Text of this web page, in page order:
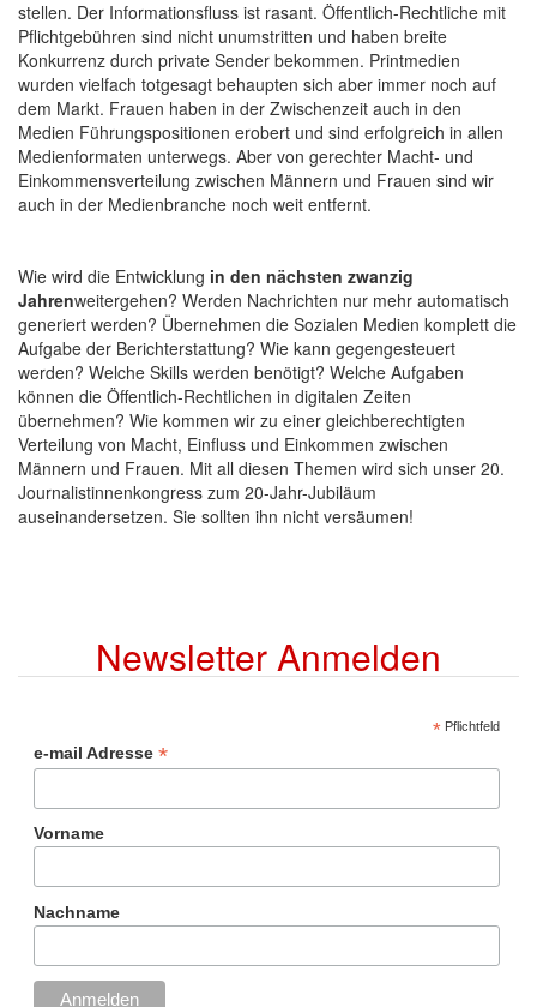
stellen. Der Informationsfluss ist rasant. Öffentlich-Rechtliche mit
Pflichtgebühren sind nicht unumstritten und haben breite
Konkurrenz durch private Sender bekommen. Printmedien
wurden vielfach totgesagt behaupten sich aber immer noch auf
dem Markt. Frauen haben in der Zwischenzeit auch in den
Medien Führungspositionen erobert und sind erfolgreich in allen
Medienformaten unterwegs. Aber von gerechter Macht- und
Einkommensverteilung zwischen Männern und Frauen sind wir
auch in der Medienbranche noch weit entfernt.
Wie wird die Entwicklung in den nächsten zwanzig
Jahrenweitergehen? Werden Nachrichten nur mehr automatisch
generiert werden? Übernehmen die Sozialen Medien komplett die
Aufgabe der Berichterstattung? Wie kann gegengesteuert
werden? Welche Skills werden benötigt? Welche Aufgaben
können die Öffentlich-Rechtlichen in digitalen Zeiten
übernehmen? Wie kommen wir zu einer gleichberechtigten
Verteilung von Macht, Einfluss und Einkommen zwischen
Männern und Frauen. Mit all diesen Themen wird sich unser 20.
Journalistinnenkongress zum 20-Jahr-Jubiläum
auseinandersetzen. Sie sollten ihn nicht versäumen!
Newsletter Anmelden
*Pflichtfeld
e-mail Adresse *
Vorname
Nachname